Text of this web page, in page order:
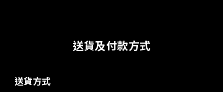
送貨及付款方式
送貨方式